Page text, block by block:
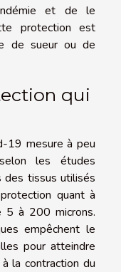
et de le
protection est
de sueur ou de
qui
19 mesure à peu
les études
des tissus utilisés
quant à
5 à 200 microns.
empêchent le
pour atteindre
la contraction du